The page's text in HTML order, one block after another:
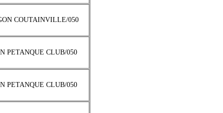
COUTAINVILLE/050
PETANQUE CLUB/050
PETANQUE CLUB/050